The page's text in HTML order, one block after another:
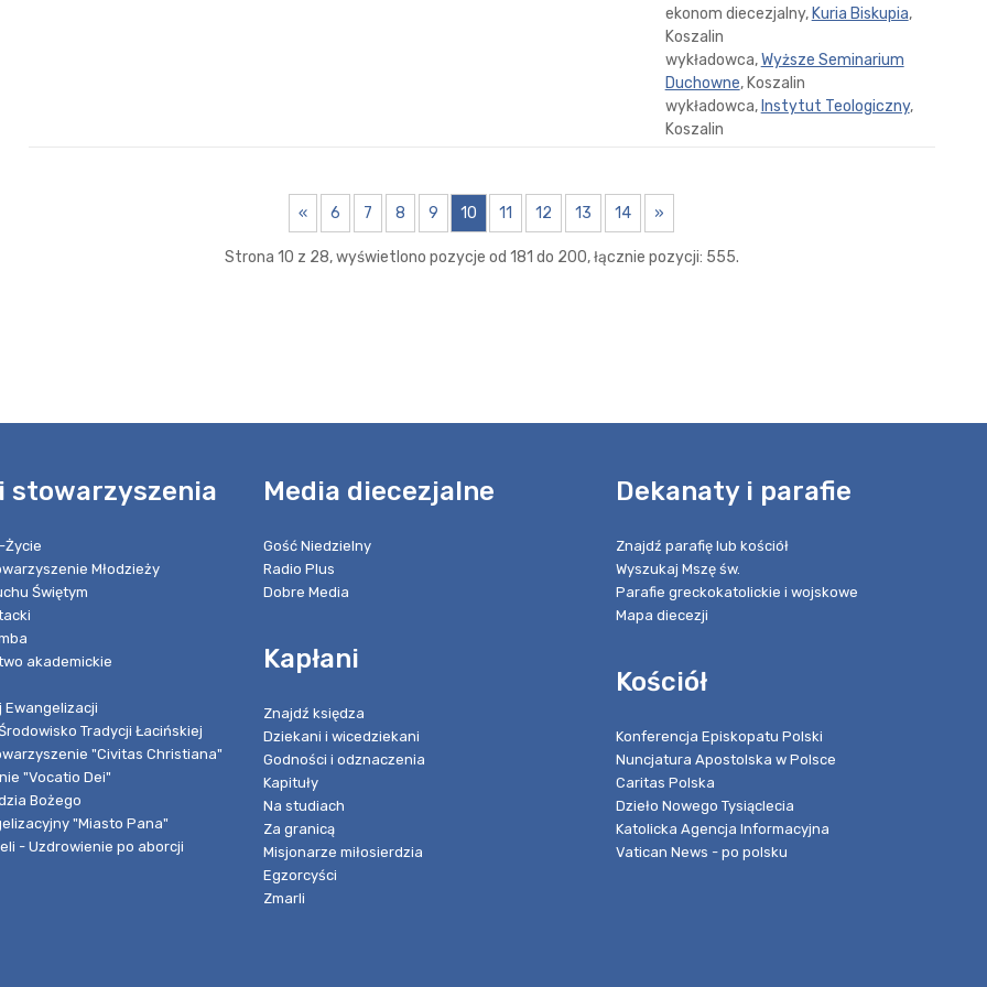
ekonom diecezjalny, Kuria Biskupia,
Koszalin
wykładowca,Wyższe Seminarium
Duchowne, Koszalin
wykładowca, Instytut Teologiczny,
Koszalin
« 6 7 8 9 10 11 12 13 14 »
Strona 10 z 28, wyświetlono pozycje od 181 do 200, łącznie pozycji: 555.
stowarzyszenia
Życie
Młodzieży
Świętym
akademickie
Ewangelizacji
Tradycji Łacińskiej
"Civitas Christiana"
"Vocatio Dei"
Bożego
"Miasto Pana"
- Uzdrowienie po aborcji
Media diecezjalne
Gość Niedzielny
Radio Plus
Dobre Media
Kapłani
Znajdź księdza
Dziekani i wicedziekani
Godności i odznaczenia
Kapituły
Na studiach
Za granicą
Misjonarze miłosierdzia
Egzorcyści
Zmarli
Dekanaty i parafie
Znajdź parafię lub kościół
Wyszukaj Mszę św.
Parafie greckokatolickie i wojskowe
Mapa diecezji
Kościół
Konferencja Episkopatu Polski
Nuncjatura Apostolska w Polsce
Caritas Polska
Dzieło Nowego Tysiąclecia
Katolicka Agencja Informacyjna
Vatican News - po polsku